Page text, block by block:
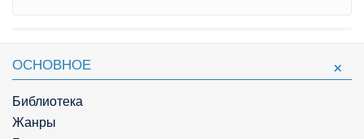
ОСНОВНОЕ
Библиотека
Жанры